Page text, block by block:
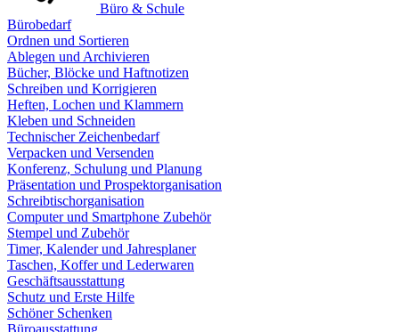
Büro & Schule
Bürobedarf
Ordnen und Sortieren
Ablegen und Archivieren
Bücher, Blöcke und Haftnotizen
Schreiben und Korrigieren
Heften, Lochen und Klammern
Kleben und Schneiden
Technischer Zeichenbedarf
Verpacken und Versenden
Konferenz, Schulung und Planung
Präsentation und Prospektorganisation
Schreibtischorganisation
Computer und Smartphone Zubehör
Stempel und Zubehör
Timer, Kalender und Jahresplaner
Taschen, Koffer und Lederwaren
Geschäftsausstattung
Schutz und Erste Hilfe
Schöner Schenken